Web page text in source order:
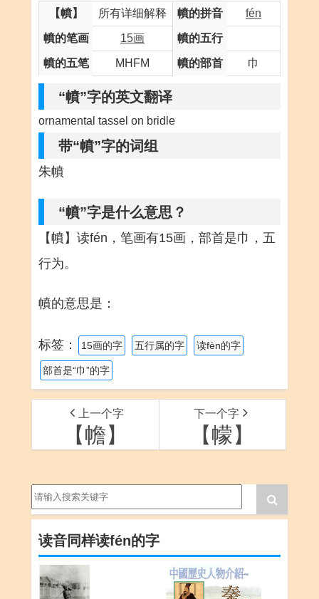
【幩】 所有详细解释 幩的拼音 fén
幩的笔画 15画 幩的五行
幩的五笔 MHFM 幩的部首 巾
“幩”字的英文翻译
ornamental tassel on bridle
带“幩”字的词组
朱幩
“幩”字是什么意思？
【幩】读fén，笔画有15画，部首是巾，五
行为。
幩的意思是：
标签： 15画的字 五行属的字 读fèn的字
部首是“巾”的字
上一个字
【幨】
下一个字
【幪】
读音同样读fén的字